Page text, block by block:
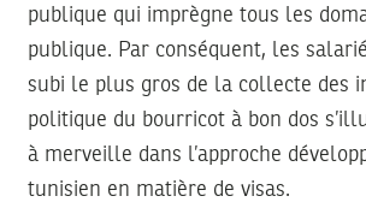
publique qui imprègne tous les
publique. Par conséquent, les
subi le plus gros de la collecte des
politique du bourricot à bon dos
à merveille dans l’approche
tunisien en matière de visas.